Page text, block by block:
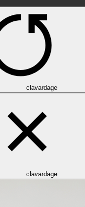
clavardage
clavardage